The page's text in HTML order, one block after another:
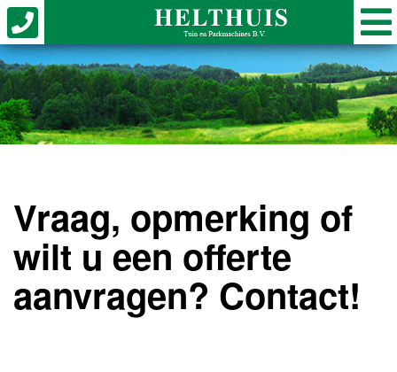
Vraag, opmerking of
wilt u een offerte
aanvragen? Contact!